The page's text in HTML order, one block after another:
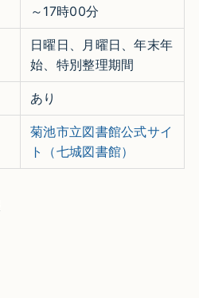
～17時00分
日曜日、月曜日、年末年
始、特別整理期間
あり
菊池市立図書館公式サイ
ト（七城図書館）